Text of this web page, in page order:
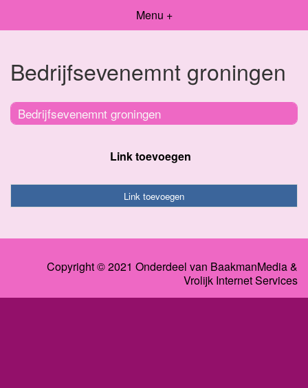
Menu +
Bedrijfsevenemnt groningen
Bedrijfsevenemnt groningen
Link toevoegen
Link toevoegen
Copyright © 2021 Onderdeel van BaakmanMedia&
Vrolijk Internet Services